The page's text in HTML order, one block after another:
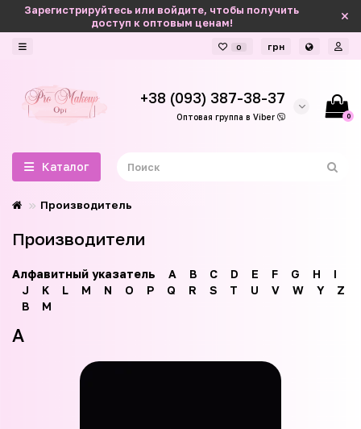
Зарегистрируйтесь или войдите, чтобы получить
доступ к оптовым ценам!
0 грн
+38 (093) 387-38-37
Оптовая группа в Viber 0
Каталог
Производитель
Производители
Алфавитный указатель A B C D E F G H
I
J
K L M N O P Q R S T U V W Y
Z
В
М
A